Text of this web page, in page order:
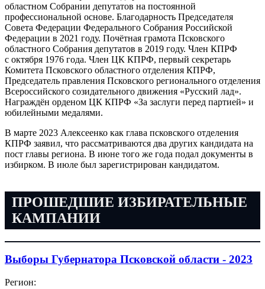
областном Собрании депутатов на постоянной
профессиональной основе. Благодарность Председателя
Совета Федерации Федерального Собрания Российской
Федерации в 2021 году. Почётная грамота Псковского
областного Собрания депутатов в 2019 году. Член КПРФ
с октября 1976 года. Член ЦК КПРФ, первый секретарь
Комитета Псковского областного отделения КПРФ,
Председатель правления Псковского регионального отделения
Всероссийского созидательного движения «Русский лад».
Награждён орденом ЦК КПРФ «За заслуги перед партией» и
юбилейными медалями.
В марте 2023 Алексеенко как глава псковского отделения
КПРФ заявил, что рассматриваются два других кандидата на
пост главы региона. В июне того же года подал документы в
избирком. В июле был зарегистрирован кандидатом.
ПРОШЕДШИЕ ИЗБИРАТЕЛЬНЫЕ
КАМПАНИИ
Выборы Губернатора Псковской области - 2023
Регион: